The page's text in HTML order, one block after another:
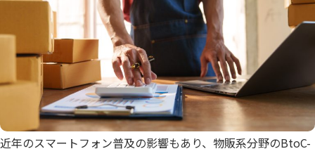
近年のスマートフォン普及の影響もあり、物販系分野のBtoC-